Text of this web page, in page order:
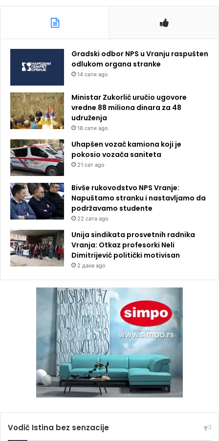
Gradski odbor NPS u Vranju raspušten
odlukom organa stranke
14 сати ago
Ministar Zukorlić uručio ugovore
vredne 88 miliona dinara za 48
udruženja
18 сати ago
Uhapšen vozač kamiona koji je
pokosio vozača saniteta
21 сат ago
Bivše rukovodstvo NPS Vranje:
Napuštamo stranku i nastavljamo da
podržavamo studente
22 сата ago
Unija sindikata prosvetnih radnika
Vranja: Otkaz profesorki Neli
Dimitrijević politički motivisan
2 дана ago
Vodič Istina bez senzacije